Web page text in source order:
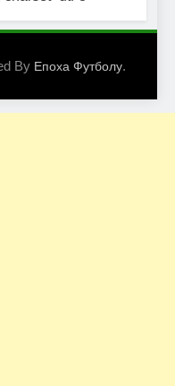
By Епоха Футболу.